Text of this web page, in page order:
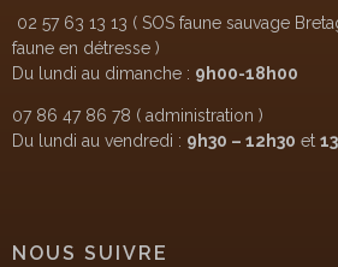
02 57 63 13 13 ( SOS faune sauvage
faune en détresse )
Du lundi au dimanche : 9h00-18h00
07 86 47 86 78 ( administration )
Du lundi au vendredi : 9h30 – 12h30 et
NOUS SUIVRE